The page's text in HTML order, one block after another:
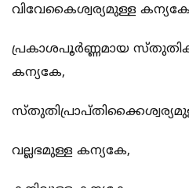
വിവേകൈശ്വര്യമുള്ള
പ്രകാശപൂര്‍ണ്ണമായ
കന്യകേ,
വല്ലഭമുള്ള കന്യകേ,